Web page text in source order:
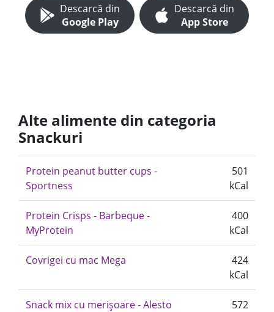
Descarcă din
Google Play
Descarcă din
App Store
Alte alimente din categoria
Snackuri
Protein peanut butter cups -
Sportness
501
kCal
Protein Crisps - Barbeque -
MyProtein
400
kCal
Covrigei cu mac Mega
424
kCal
Snack mix cu merișoare - Alesto
572